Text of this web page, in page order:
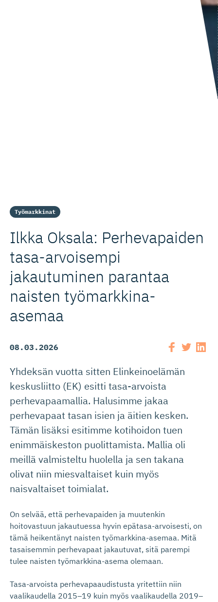
Työmarkkinat
Ilkka Oksala: Perhevapaiden
tasa-arvoisempi
jakautuminen parantaa
naisten työmarkki­na-
asemaa
08.03.2026
Yhdeksän vuotta sitten Elinkeinoelämän
keskusliitto (EK) esitti tasa-arvoista
perhevapaamallia. Halusimme jakaa
perhevapaat tasan isien ja äitien kesken.
Tämän lisäksi esitimme kotihoidon tuen
enimmäiskeston puolittamista. Mallia oli
meillä valmisteltu huolella ja sen takana
olivat niin miesvaltaiset kuin myös
naisvaltaiset toimialat.
On selvää, että perhevapaiden ja muutenkin
hoitovastuun jakautuessa hyvin epätasa-arvoisesti, on
tämä heikentänyt naisten työmarkkina-asemaa. Mitä
tasaisemmin perhevapaat jakautuvat, sitä parempi
tulee naisten työmarkkina-asema olemaan.
Tasa-arvoista perhevapaaudistusta yritettiin niin
vaalikaudella 2015–19 kuin myös vaalikaudella 2019–